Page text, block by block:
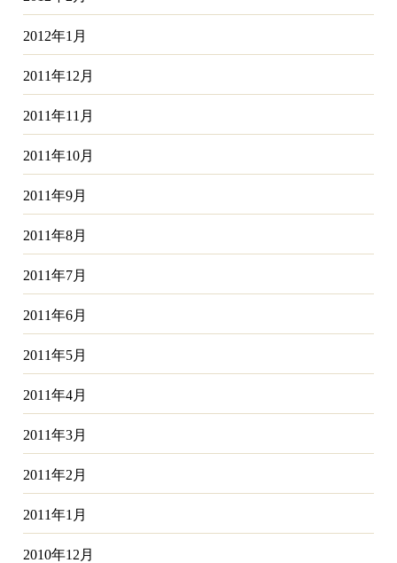
2012年1月
2011年12月
2011年11月
2011年10月
2011年9月
2011年8月
2011年7月
2011年6月
2011年5月
2011年4月
2011年3月
2011年2月
2011年1月
2010年12月